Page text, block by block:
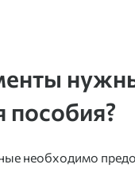
необходимо